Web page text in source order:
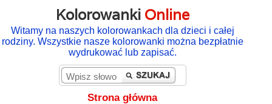
Kolorowanki Online
Witamy na naszych kolorowankach dla dzieci i całej
rodziny. Wszystkie nasze kolorowanki można bezpłatnie
wydrukować lub zapisać.
Strona główna